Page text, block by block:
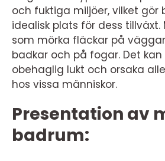
och fuktiga miljöer, vilket gör
idealisk plats för dess tillväxt.
som mörka fläckar på
badkar och på fogar. Det
obehaglig lukt och orsaka
hos vissa människor.
Presentation av
badrum: